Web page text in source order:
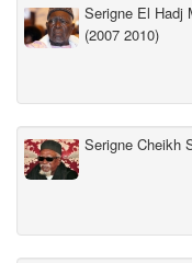
Serigne El Hadj
(2007 2010)
Serigne Cheikh